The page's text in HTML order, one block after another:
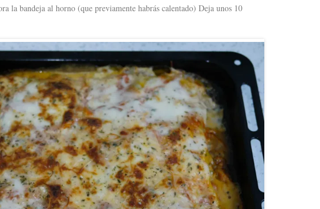
la bandeja al horno (que previamente habrás calentado) Deja unos 10